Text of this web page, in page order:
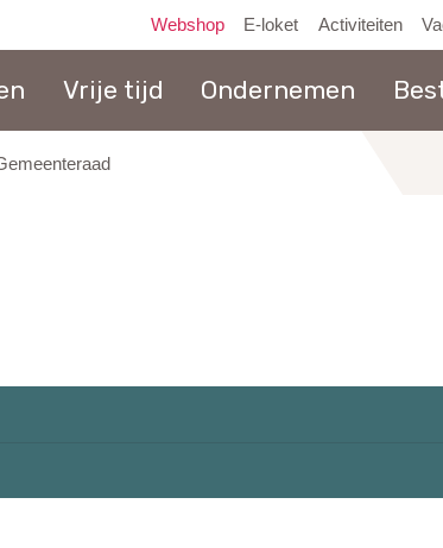
Webshop E-loket Activiteiten
Vrije tijd Ondernemen